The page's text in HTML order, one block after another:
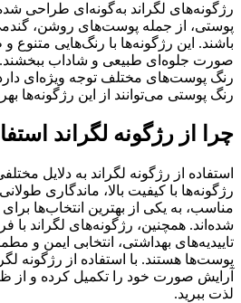
رژگونه‌های لگراند به‌گونه‌ای طراحی
پوستی، از جمله پوست‌های روشن،
باشند. این رژگونه‌ها با رنگ‌هایی متنوع
صورت جلوه‌ای طبیعی و شاداب ببخشند.
رنگ پوست‌های مختلف توجه ویژه‌ای
رنگ پوستی می‌توانند از این رژگونه‌ها
چرا از رژگونه لگراند
استفاده از رژگونه لگراند به دلایل
رژگونه‌ها با کیفیت بالا، ماندگاری
مناسب، به یکی از بهترین انتخاب‌ها
شده‌اند. همچنین، رژگونه‌های لگراند با
تاییدیه‌های بهداشتی، انتخابی ایمن و
پوست‌ها هستند. با استفاده از رژگونه
آرایش صورت خود را تکمیل کرده و از
لذت ببرید.